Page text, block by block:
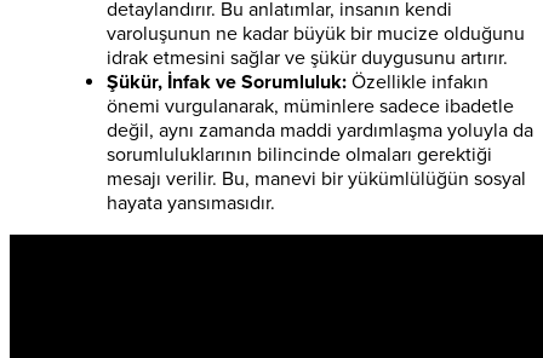
detaylandırır. Bu anlatımlar, insanın kendi
varoluşunun ne kadar büyük bir mucize olduğunu
idrak etmesini sağlar ve şükür duygusunu artırır.
Şükür, İnfak ve Sorumluluk: Özellikle infakın
önemi vurgulanarak, müminlere sadece ibadetle
değil, aynı zamanda maddi yardımlaşma yoluyla da
sorumluluklarının bilincinde olmaları gerektiği
mesajı verilir. Bu, manevi bir yükümlülüğün sosyal
hayata yansımasıdır.